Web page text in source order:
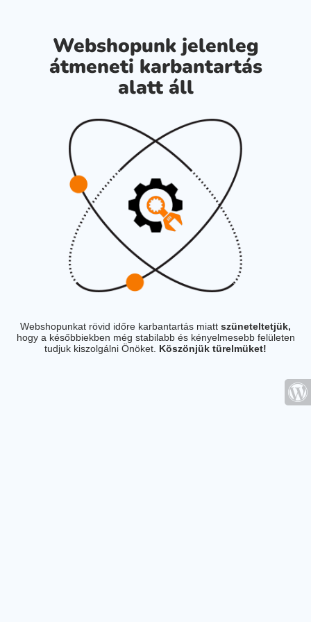
Webshopunk jelenleg
átmeneti karbantartás
alatt áll
Webshopunkat rövid időre karbantartás miatt szüneteltetjük,
hogy a későbbiekben még stabilabb és kényelmesebb felületen
tudjuk kiszolgálni Önöket. Köszönjük türelmüket!